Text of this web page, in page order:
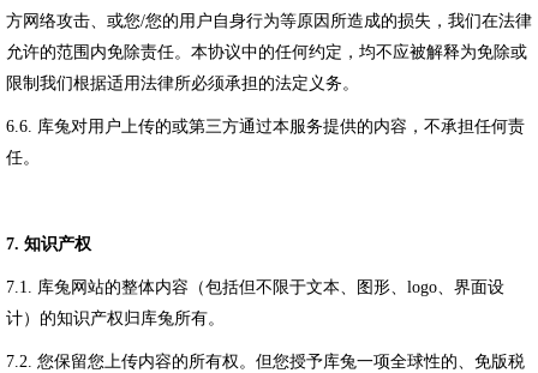
方网络攻击、或您/您的用户自身行为等原因所造成的损失，我们在法律
允许的范围内免除责任。 本协议中的任何约定，均不应被解释为免除或
限制我们根据适用法律所必须承担的法定义务。
6.6. 库兔对用户上传的或第三方通过本服务提供的内容，不承担任何责
任。
7. 知识产权
7.1. 库兔网站的整体内容（包括但不限于文本、图形、 logo、界面设
计）的知识产权归库兔所有。
7.2. 您保留您上传内容的所有权。但您授予库兔一项全球性的、免版税